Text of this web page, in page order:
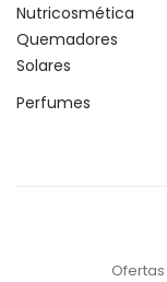
Nutricosmética
Quemadores
Solares
Perfumes